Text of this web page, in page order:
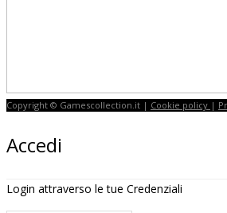
Copyright © Gamescollection.it | Cookie policy |
Accedi
Login attraverso le tue Credenziali